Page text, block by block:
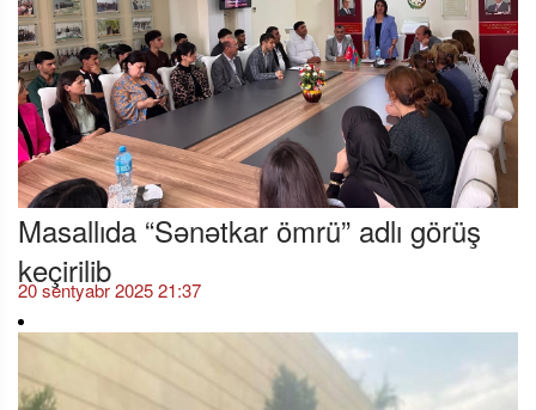
Masallıda “Sənətkar ömrü” adlı görüş
keçirilib
20 sentyabr 2025 21:37